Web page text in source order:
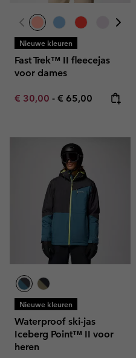
Nieuwe kleuren
Fast Trek™ II fleecejas
voor dames
Minimum sale price:
€ 30,00 - Maximum price:
€ 65,00
Nieuwe kleuren
Waterproof ski-jas
Iceberg Point™ II voor
heren